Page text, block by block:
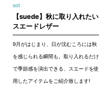
sot
【suede】秋に取り入れたい
スエードレザー
9月がはじまり、日が沈むころには秋
を感じられる瞬間も。取り入れるだけ
で季節感を演出できる、スエードを使
用したアイテムをご紹介致します!